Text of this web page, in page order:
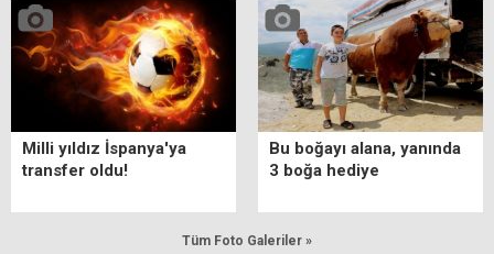
Milli yıldız İspanya'ya
transfer oldu!
Bu boğayı alana, yanında
3 boğa hediye
Tüm Foto Galeriler »